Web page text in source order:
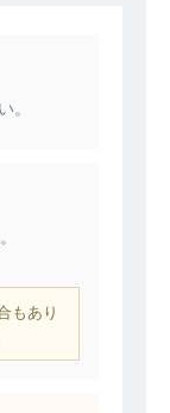
。
もあり